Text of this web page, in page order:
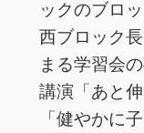
ックのブロ
西ブロック
まる学習会
講演「あと
「健やかに